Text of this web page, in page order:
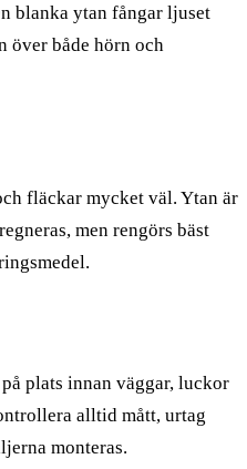
blanka ytan fångar ljuset
över både hörn och
fläckar mycket väl. Ytan är
men rengörs bäst
plats innan väggar, luckor
alltid mått, urtag
monteras.